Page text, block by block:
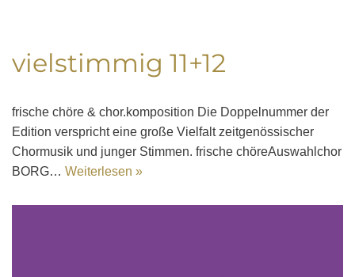
vielstimmig 11+12
frische chöre & chor.komposition Die Doppelnummer der
Edition verspricht eine große Vielfalt zeitgenössischer
Chormusik und junger Stimmen. frische chöreAuswahlchor
BORG… Weiterlesen »